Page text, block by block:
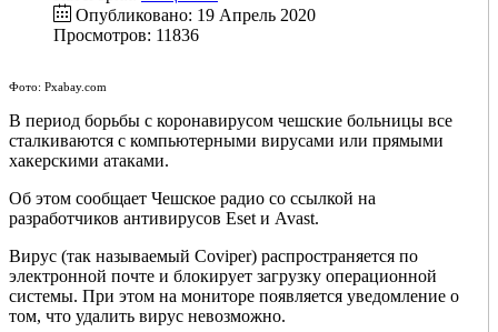
Опубликовано: 19 Апрель 2020
Просмотров: 11836
Фото: Pxabay.com
В период борьбы с коронавирусом чешские больницы все
сталкиваются с компьютерными вирусами или прямыми
хакерскими атаками.
Об этом сообщает Чешское радио со ссылкой на
разработчиков антивирусов Eset и Avast.
Вирус (так называемый Coviper) распространяется по
электронной почте и блокирует загрузку операционной
системы. При этом на мониторе появляется уведомление о
том, что удалить вирус невозможно.